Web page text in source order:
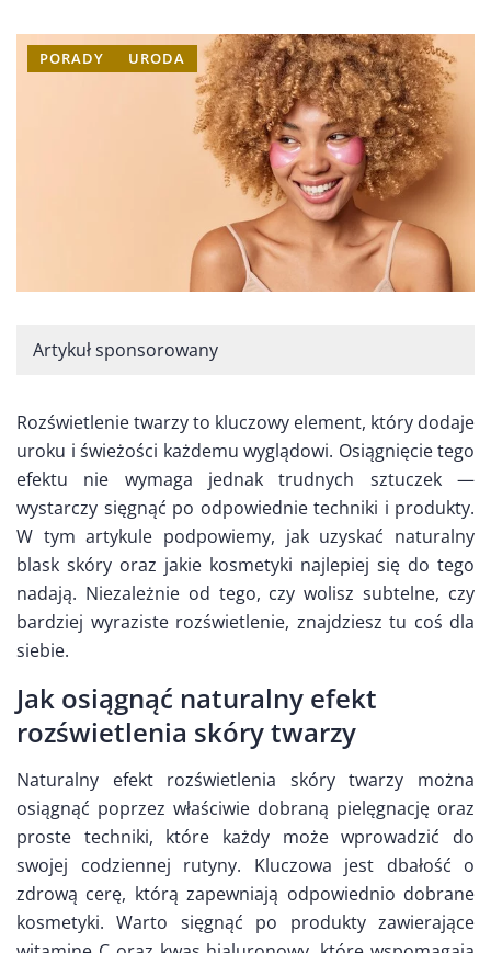
PORADY URODA
Artykuł sponsorowany
Rozświetlenie twarzy to kluczowy element, który dodaje
uroku i świeżości każdemu wyglądowi. Osiągnięcie tego
efektu nie wymaga jednak trudnych sztuczek —
wystarczy sięgnąć po odpowiednie techniki i produkty.
W tym artykule podpowiemy, jak uzyskać naturalny
blask skóry oraz jakie kosmetyki najlepiej się do tego
nadają. Niezależnie od tego, czy wolisz subtelne, czy
bardziej wyraziste rozświetlenie, znajdziesz tu coś dla
siebie.
Jak osiągnąć naturalny efekt
rozświetlenia skóry twarzy
Naturalny efekt rozświetlenia skóry twarzy można
osiągnąć poprzez właściwie dobraną pielęgnację oraz
proste techniki, które każdy może wprowadzić do
swojej codziennej rutyny. Kluczowa jest dbałość o
zdrową cerę, którą zapewniają odpowiednio dobrane
kosmetyki. Warto sięgnąć po produkty zawierające